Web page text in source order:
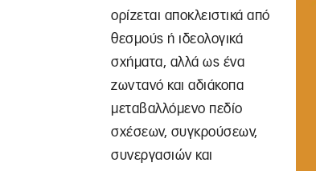
ορίζεται αποκλειστικά από
θεσμούς ή ιδεολογικά
σχήματα, αλλά ως ένα
ζωντανό και αδιάκοπα
μεταβαλλόμενο πεδίο
σχέσεων, συγκρούσεων,
συνεργασιών και